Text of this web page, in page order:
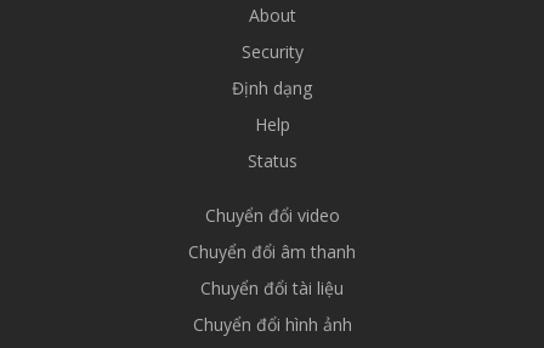
About
Security
Định dạng
Help
Status
Chuyển đổi video
Chuyển đổi âm thanh
Chuyển đổi tài liệu
Chuyển đổi hình ảnh